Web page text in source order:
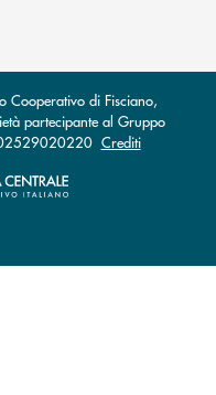
di Fisciano,
partecipante al Gruppo
02529020220 Crediti